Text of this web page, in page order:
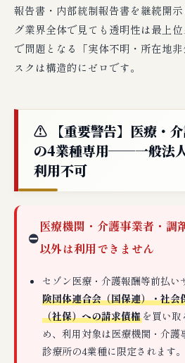
報告書・内部統制報告書を継続開
グ業界全体で見ても透明性は最上
で問題となる「実体不明・所在地
スクは構造的にゼロです。
⚠️ 【重要警告】医療・
の4業種専用──一般法
利用不可
⛔
医療機関・介護事業者・調
以外は利用できません
セゾン医療・介護報酬等前払い
険団体連合会（国保連）・社会
（社保）への請求債権を買い取
め、利用対象は医療機関・介
診療所の4業種に限定されます。